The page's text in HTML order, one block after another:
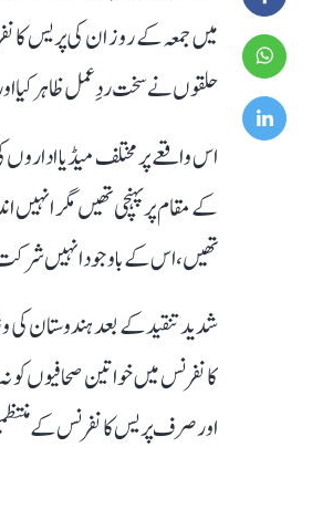
میں جمعہ کے روز ان کی پریس
حلقوں نے سخت ردِعمل ظاہر کیا
اس واقعے پر مختلف میڈیا
کے مقام پر پہنچی تھیں مگر
تھیں، اس کے باوجود انہیں
شدید تنقید کے بعد ہندوستان
کانفرنس میں خواتین صحافیوں
اور صرف پریس کانفرنس کے